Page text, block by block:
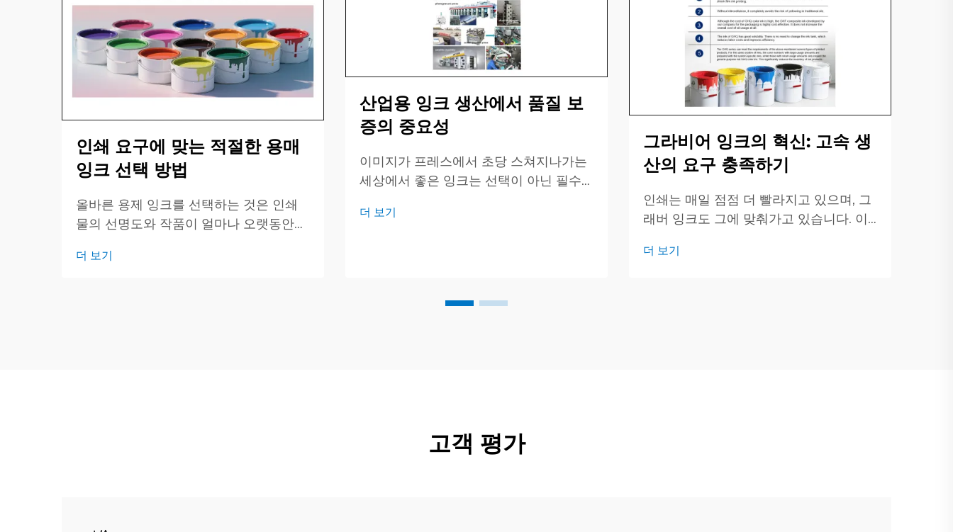
인쇄 요구에 맞는 적절한 용매
잉크 선택 방법
올바른 용제 잉크를 선택하는 것은 인쇄
물의 선명도와 작품이 얼마나 오랫동안
문에 중요합니다. 이 간단한 가이드는 주
더 보기
산업용 잉크 생산에서 품질 보
증의 중요성
이미지가 프레스에서 초당 스쳐지나가는
세상에서 좋은 잉크는 선택이 아닌 필수
드럼, 병, 캔을 꼼꼼히 확인하여 구매자가
더 보기
그라비어 잉크의 혁신: 고속 생
산의 요구 충족하기
인쇄는 매일 점점 더 빨라지고 있으며, 그
래버 잉크도 그에 맞춰가고 있습니다. 이
있는 새로운 아이디어들을 살펴보고 그것
더 보기
고객 평가